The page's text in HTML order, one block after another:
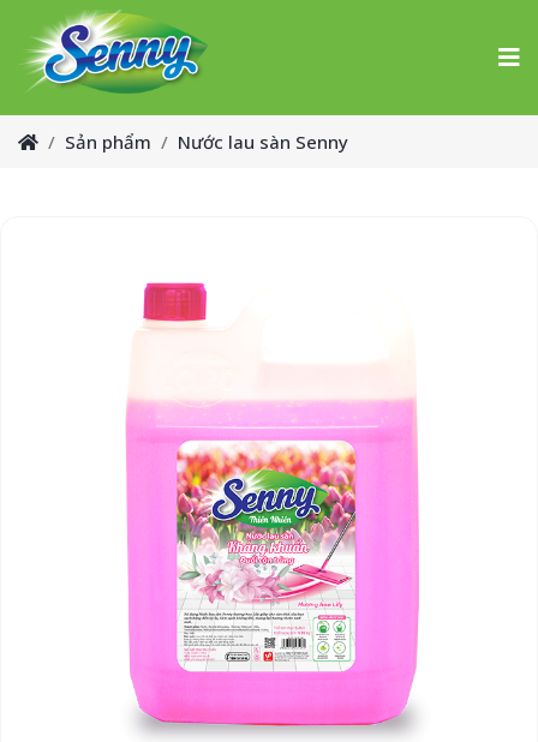
Sản phẩm Nước lau sàn Senny